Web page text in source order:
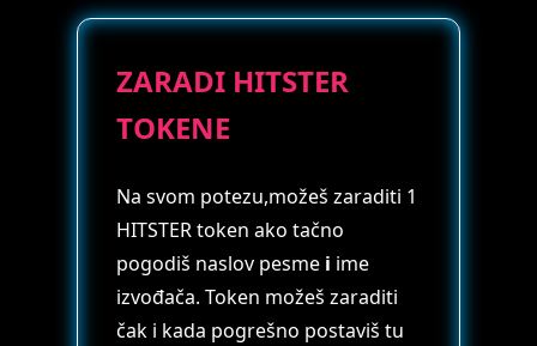
ZARADI HITSTER
TOKENE
Na svom potezu,možeš zaraditi 1
HITSTER token ako tačno
pogodiš naslov pesme i ime
izvođača. Token možeš zaraditi
čak i kada pogrešno postaviš tu